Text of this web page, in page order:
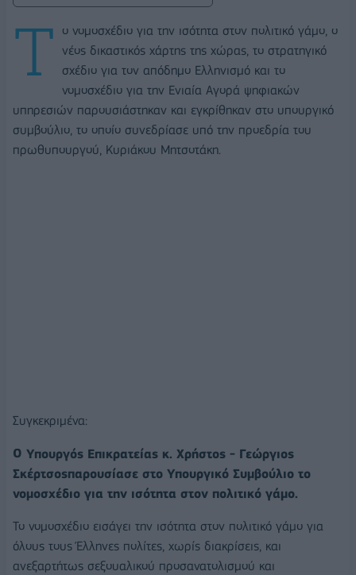
Τ
ο νομοσχέδιο για την ισότητα στον πολιτικό γάμο, ο
νέος δικαστικός χάρτης της χώρας, το στρατηγικό
σχέδιο για τον απόδημο Ελληνισμό και το
νομοσχέδιο για την Ενιαία Αγορά ψηφιακών
υπηρεσιών παρουσιάστηκαν και εγκρίθηκαν στο υπουργικό
συμβούλιο, το οποίο συνεδρίασε υπό την προεδρία του
πρωθυπουργού, Κυριάκου Μητσοτάκη.
Συγκεκριμένα:
Ο Υπουργός Επικρατείας κ. Χρήστος - Γεώργιος
Σκέρτσοςπαρουσίασε στο Υπουργικό Συμβούλιο το
νομοσχέδιο για την ισότητα στον πολιτικό γάμο.
Το νομοσχέδιο εισάγει την ισότητα στον πολιτικό γάμο για
όλους τους Έλληνες πολίτες, χωρίς διακρίσεις, και
ανεξαρτήτως σεξουαλικού προσανατολισμού και